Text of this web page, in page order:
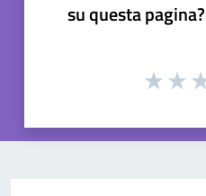
su questa pagina?